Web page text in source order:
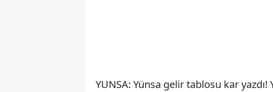
YUNSA: Yünsa gelir tablosu kar